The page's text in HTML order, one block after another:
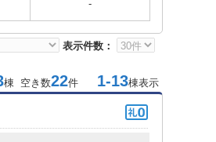
-
表示件数：
棟 空き数22件 1-13棟表示